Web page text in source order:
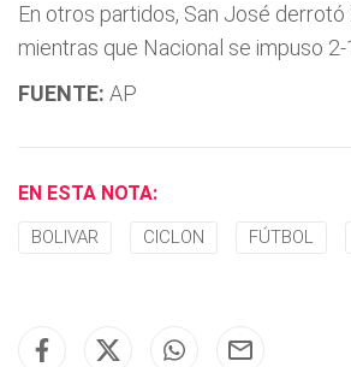
En otros partidos, San José derrotó
mientras que Nacional se impuso 2-
FUENTE: AP
EN ESTA NOTA:
BOLIVAR CICLON FÚTBOL